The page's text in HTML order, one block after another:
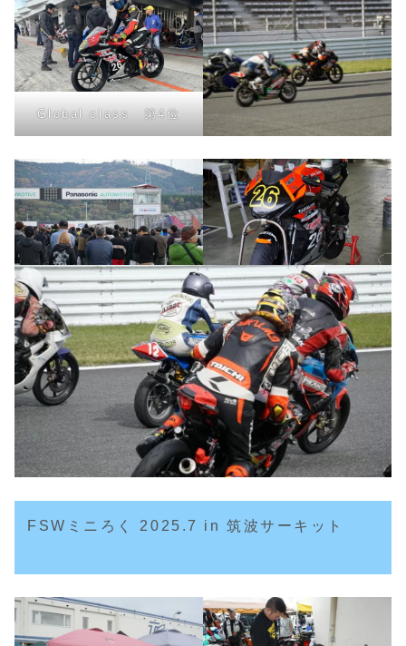
Global class 第4位
FSWミニろく 2025.7 in 筑波サーキット